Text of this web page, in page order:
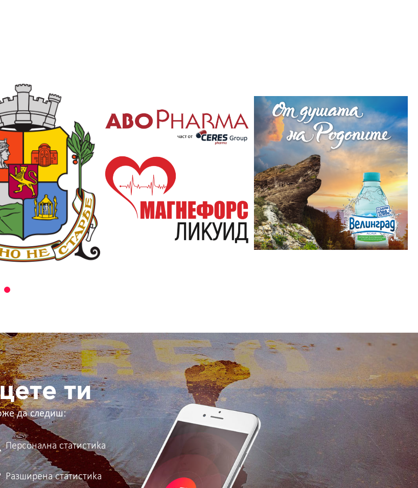
ти
да следиш:
Персонална статистика
Разширена статистика